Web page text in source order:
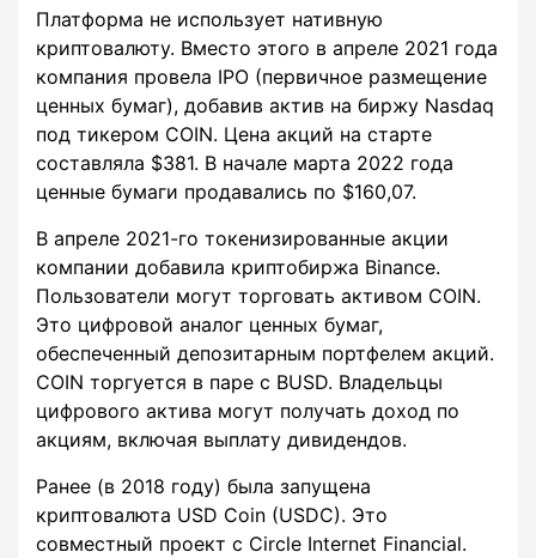
Платформа не использует нативную
криптовалюту. Вместо этого в апреле 2021 года
компания провела IPO (первичное размещение
ценных бумаг), добавив актив на биржу Nasdaq
под тикером COIN. Цена акций на старте
составляла $381. В начале марта 2022 года
ценные бумаги продавались по $160,07.
В апреле 2021-го токенизированные акции
компании добавила криптобиржа Binance.
Пользователи могут торговать активом COIN.
Это цифровой аналог ценных бумаг,
обеспеченный депозитарным портфелем акций.
COIN торгуется в паре с BUSD. Владельцы
цифрового актива могут получать доход по
акциям, включая выплату дивидендов.
Ранее (в 2018 году) была запущена
криптовалюта USD Coin (USDC). Это
совместный проект с Circle Internet Financial.